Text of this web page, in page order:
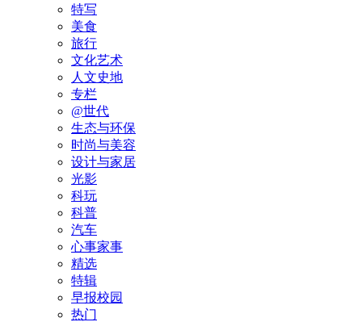
特写
美食
旅行
文化艺术
人文史地
专栏
@世代
生态与环保
时尚与美容
设计与家居
光影
科玩
科普
汽车
心事家事
精选
特辑
早报校园
热门